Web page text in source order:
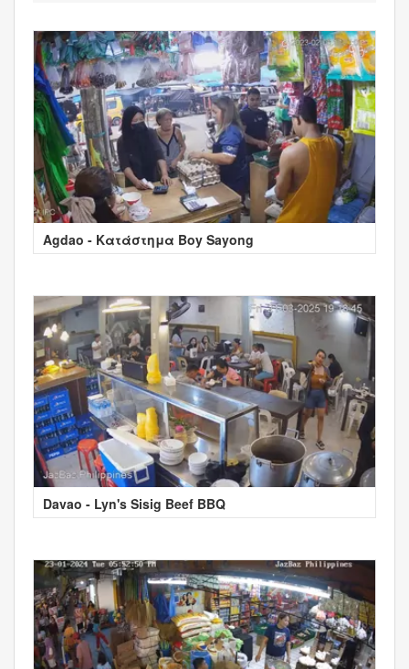
Agdao - Κατάστημα Boy Sayong
Davao - Lyn's Sisig Beef BBQ